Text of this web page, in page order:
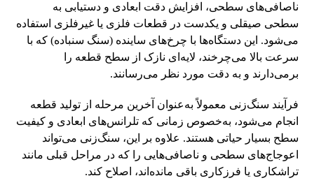
ناصافی‌های سطحی، افزایش دقت ابعادی و دستیابی به
سطحی صیقلی و یکدست در قطعات فلزی یا غیرفلزی استفاده
می‌شود. این دستگاه‌ها با چرخ‌های ساینده (سنگ سنباده) که با
سرعت بالا می‌چرخند، لایه‌ای نازک از سطح قطعه را
برمی‌دارند و به دقت مورد نظر می‌رسانند.
فرآیند سنگ‌زنی معمولاً به‌عنوان آخرین مرحله از تولید قطعه
انجام می‌شود، به‌خصوص زمانی که تلرانس‌های ابعادی و کیفیت
سطح بسیار حیاتی هستند. علاوه بر این، سنگ‌زنی می‌تواند
اعوجاج‌های سطحی و ناصافی‌هایی را که در مراحل قبلی مانند
تراشکاری یا فرزکاری باقی مانده‌اند، اصلاح کند.